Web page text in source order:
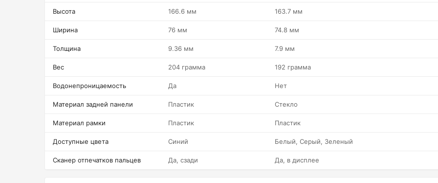
Высота 166.6 мм 163.7 мм
Ширина 76 мм 74.8 мм
Толщина 9.36 мм 7.9 мм
Вес 204 грамма 192 грамма
Водонепроницаемость Да Нет
Материал задней панели Пластик Стекло
Материал рамки Пластик Пластик
Доступные цвета Синий Белый, Серый, Зеленый
Сканер отпечатков пальцев Да, сзади Да, в дисплее